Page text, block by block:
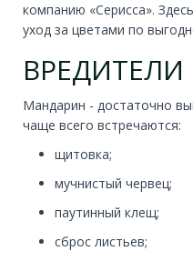
компанию «Серисса».
уход за цветами по
Мандарин - достаточно
чаще всего встречаются:
щитовка;
мучнистый червец;
паутинный клещ;
сброс листьев;